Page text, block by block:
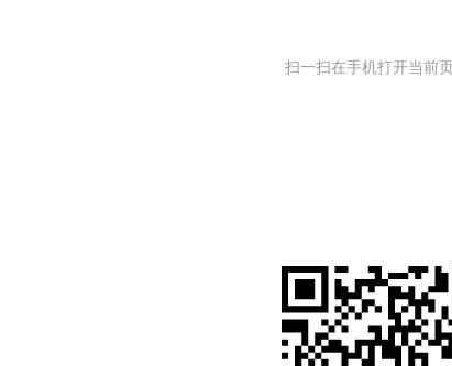
扫一扫在手机打开当前页